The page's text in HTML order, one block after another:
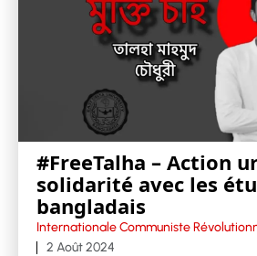
#FreeTalha – Action
solidarité avec les
bangladais
Internationale Communiste
2 Août 2024